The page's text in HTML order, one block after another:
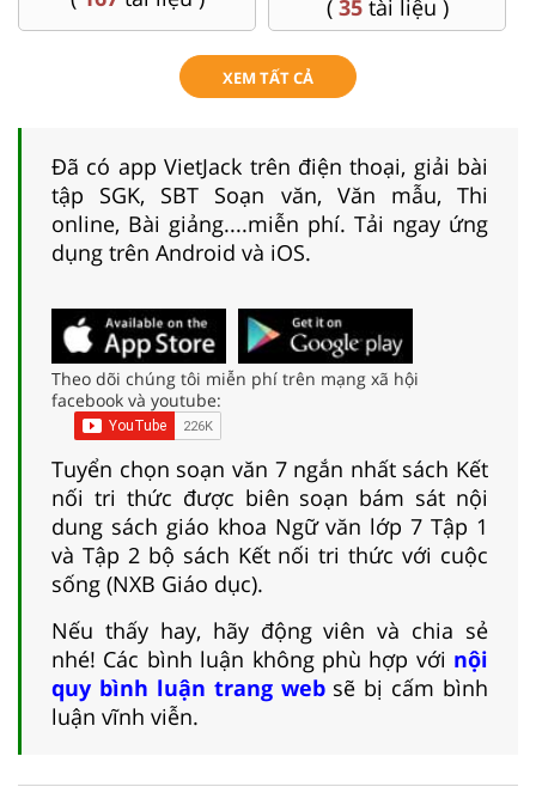
( 35tài liệu )
XEM TẤT CẢ
Đã có app VietJack trên điện thoại, giải bài
tập SGK, SBT Soạn văn, Văn mẫu, Thi
online, Bài giảng....miễn phí. Tải ngay ứng
dụng trên Android và iOS.
Theo dõi chúng tôi miễn phí trên mạng xã hội
facebook và youtube:
Tuyển chọn soạn văn 7 ngắn nhất sách Kết
nối tri thức được biên soạn bám sát nội
dung sách giáo khoa Ngữ văn lớp 7 Tập 1
và Tập 2 bộ sách Kết nối tri thức với cuộc
sống (NXB Giáo dục).
Nếu thấy hay, hãy động viên và chia sẻ
nhé! Các bình luận không phù hợp với nội
quy bình luận trang websẽ bị cấm bình
luận vĩnh viễn.